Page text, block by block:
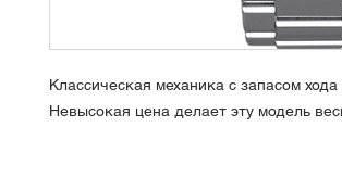
Классическая механика с запасом
Невысокая цена делает эту модель